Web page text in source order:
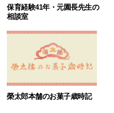
保育経験41年・元園長先生の
相談室
榮太郎本舗のお菓子歳時記